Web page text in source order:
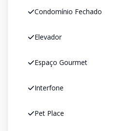
Condomínio Fechado
Elevador
Espaço Gourmet
Interfone
Pet Place